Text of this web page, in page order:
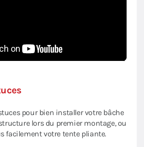
pour bien installer votre bâche
lors du premier montage, ou
facilement votre tente pliante.